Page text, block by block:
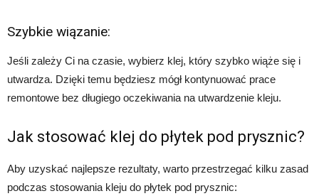
Szybkie wiązanie:
Jeśli zależy Ci na czasie, wybierz klej, który szybko wiąże się i
utwardza. Dzięki temu będziesz mógł kontynuować prace
remontowe bez długiego oczekiwania na utwardzenie kleju.
Jak stosować klej do płytek pod prysznic?
Aby uzyskać najlepsze rezultaty, warto przestrzegać kilku zasad
podczas stosowania kleju do płytek pod prysznic: